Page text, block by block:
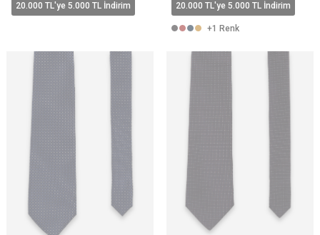
20.000 TL'ye 5.000 TL İndirim 20.000 TL'ye 5.000 TL İndirim
+1 Renk